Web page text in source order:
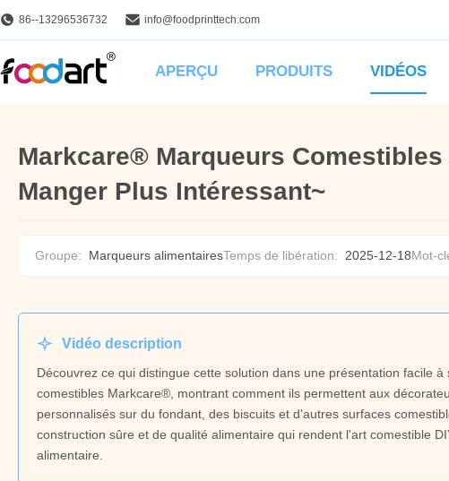
86--13296536732 info@foodprinttech.com
APERÇU PRODUITS VIDÉOS
Markcare® Marqueurs
Manger Plus Intéressant~
Groupe: Marqueurs alimentairesTemps de libération: 2025-12-18Mot-
Vidéo description
Découvrez ce qui distingue cette solution dans une présentation facile
comestibles Markcare®, montrant comment ils permettent aux
personnalisés sur du fondant, des biscuits et d'autres surfaces
construction sûre et de qualité alimentaire qui rendent l'art comestible
alimentaire.